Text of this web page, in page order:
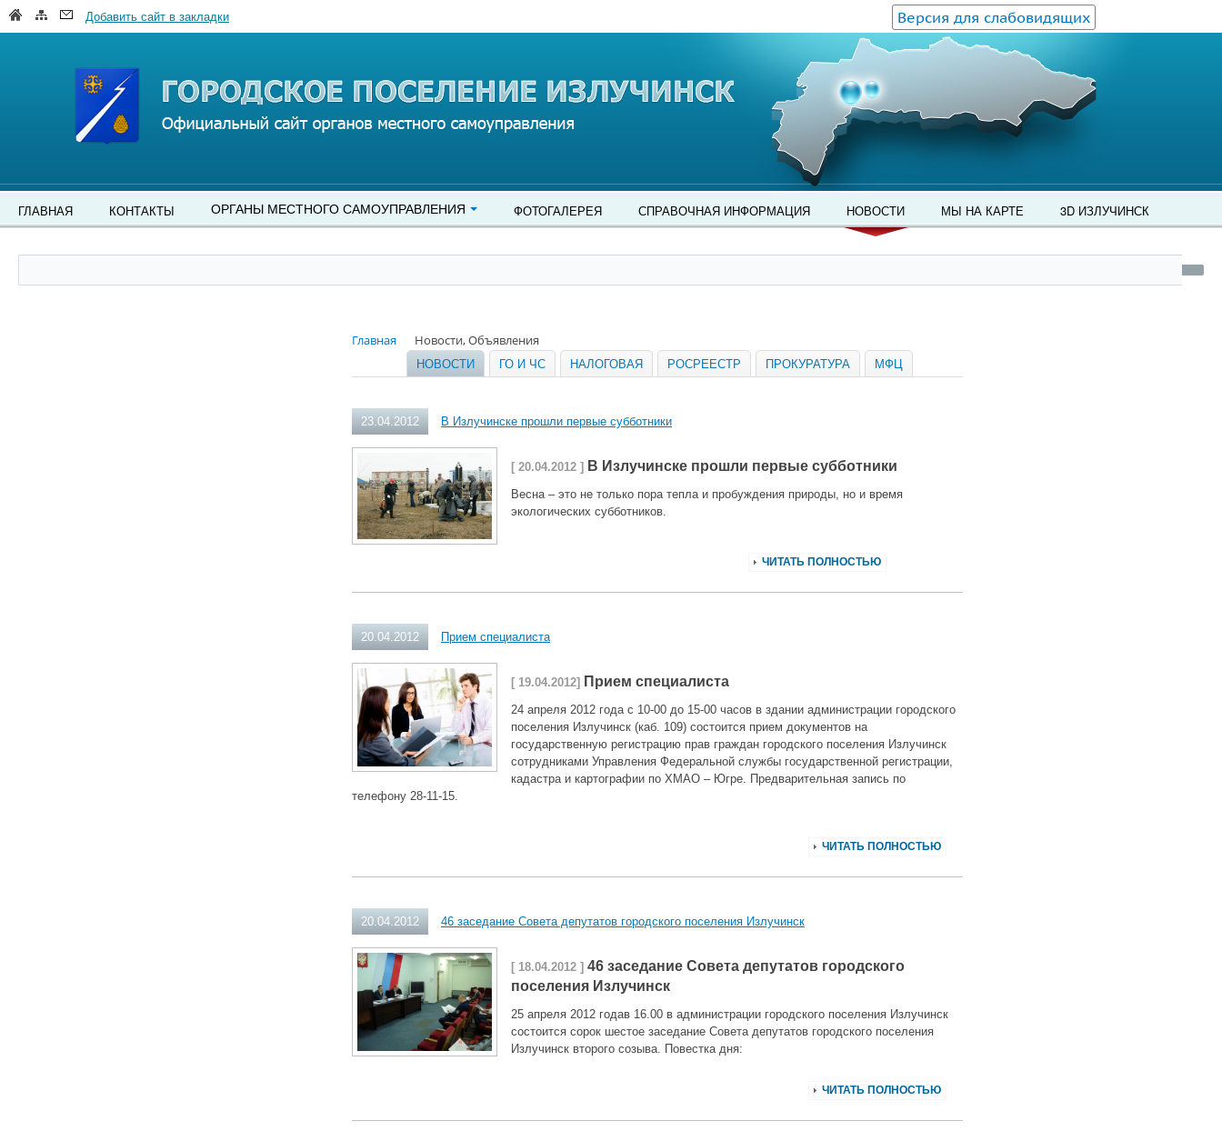
Версия для слабовидящих
Добавить сайт в закладки
ГЛАВНАЯ КОНТАКТЫ ОРГАНЫ МЕСТНОГО САМОУПРАВЛЕНИЯ ФОТОГАЛЕРЕЯ СПРАВОЧНАЯ ИНФОРМАЦИЯ НОВОСТИ МЫ НА КАРТЕ 3D ИЗЛУЧИНСК
Главная Новости, Объявления
НОВОСТИ ГО И ЧС НАЛОГОВАЯ РОСРЕЕСТР ПРОКУРАТУРА МФЦ
23.04.2012 В Излучинске прошли первые субботники
[ 20.04.2012 ] В Излучинске прошли первые субботники
Весна – это не только пора тепла и пробуждения природы, но и время
экологических субботников.
ЧИТАТЬ ПОЛНОСТЬЮ
20.04.2012 Прием специалиста
[ 19.04.2012] Прием специалиста
24 апреля 2012 года с 10-00 до 15-00 часов в здании администрации городского
поселения Излучинск (каб. 109) состоится прием документов на
государственную регистрацию прав граждан городского поселения Излучинск
сотрудниками Управления Федеральной службы государственной регистрации,
кадастра и картографии по ХМАО – Югре. Предварительная запись по
телефону 28-11-15.
ЧИТАТЬ ПОЛНОСТЬЮ
20.04.2012 46 заседание Совета депутатов городского поселения Излучинск
[ 18.04.2012 ] 46 заседание Совета депутатов городского
поселения Излучинск
25 апреля 2012 годав 16.00 в администрации городского поселения Излучинск
состоится сорок шестое заседание Совета депутатов городского поселения
Излучинск второго созыва. Повестка дня:
ЧИТАТЬ ПОЛНОСТЬЮ